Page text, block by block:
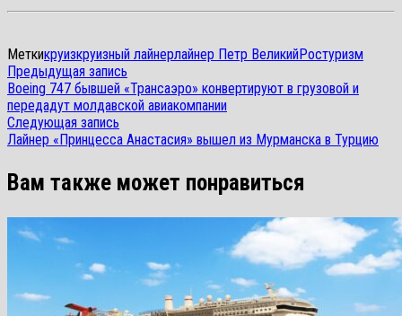
Меткикруизкруизный лайнерлайнер Петр ВеликийРостуризм
Навигация
по
записям
Предыдущая запись
запись:
Boeing 747 бывшей «Трансаэро» конвертируют в грузовой и
передадут молдавской авиакомпании
Следующая запись
запись:
Лайнер «Принцесса Анастасия» вышел из Мурманска в Турцию
Вам также может понравиться